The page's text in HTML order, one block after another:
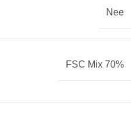
Nee
FSC Mix 70%